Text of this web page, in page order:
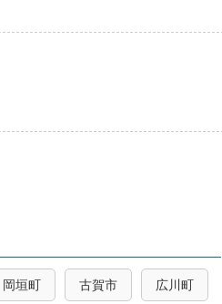
岡垣町 古賀市 広川町